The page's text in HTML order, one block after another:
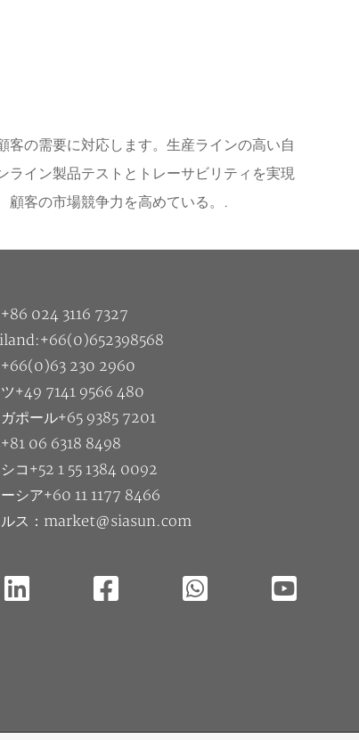
の需要に対応します。生産ラインの高い自
ライン製品テストとトレーサビリティを実現
顧客の市場競争力を高めている。.
024 3116 7327
+66(0)63 230 2960
ツ+49 7141 9566 480
ポール+65 9385 7201
+81 06 6318 8498
コ+52 1 55 1384 0092
シア+60 11 1177 8466
ルス：market@siasun.com